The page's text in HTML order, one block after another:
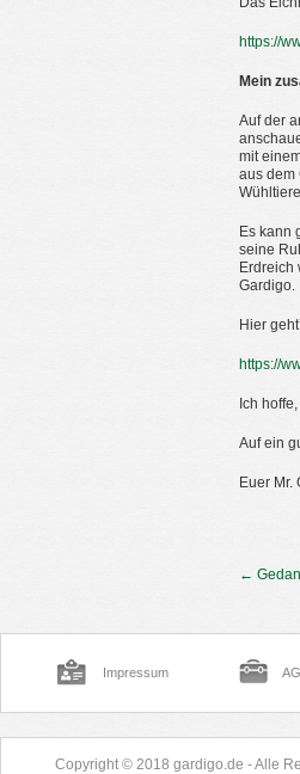
https://
Mein
Auf der
mit
aus dem
Es kann
seine
Erdreich
Gardigo.
Hier
https://
Ich
Auf ein
Euer Mr.
←
Impressum
Copyright © 2018 gardigo.de - Alle